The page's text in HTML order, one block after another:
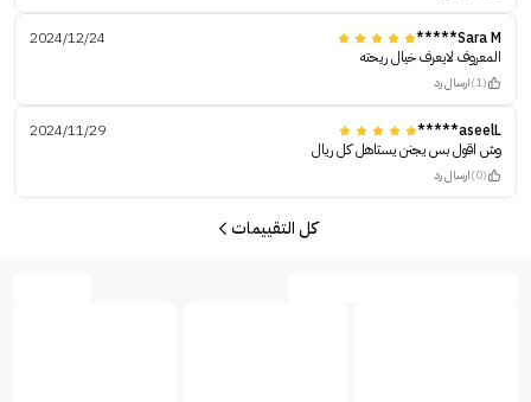
Sara M*****
2024/12/24
المعروف لايعرف خيال ريحته
(1) ارسال رد
aseelL*****
2024/11/29
وش اقول بس يجنن يستاهل كل ريال
(0) ارسال رد
كل التقييمات